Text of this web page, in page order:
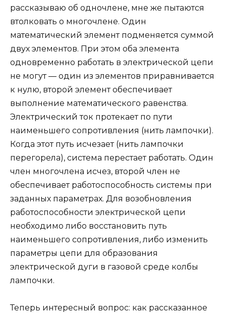
рассказываю об одночлене, мне же пытаются
втолковать о многочлене. Один
математический элемент подменяется суммой
двух элементов. При этом оба элемента
одновременно работать в электрической цепи
не могут — один из элементов приравнивается
к нулю, второй элемент обеспечивает
выполнение математического равенства.
Электрический ток протекает по пути
наименьшего сопротивления (нить лампочки).
Когда этот путь исчезает (нить лампочки
перегорела), система перестает работать. Один
член многочлена исчез, второй член не
обеспечивает работоспособность системы при
заданных параметрах. Для возобновления
работоспособности электрической цепи
необходимо либо восстановить путь
наименьшего сопротивления, либо изменить
параметры цепи для образования
электрической дуги в газовой среде колбы
лампочки.
Теперь интересный вопрос: как рассказанное